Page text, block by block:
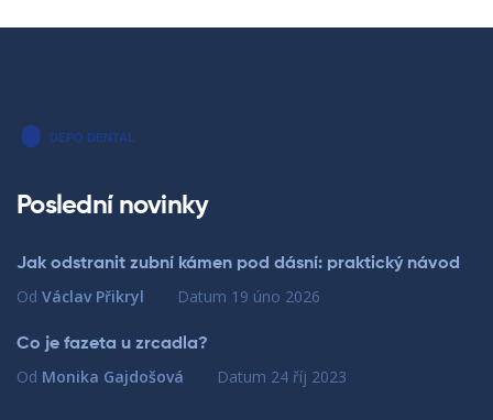
Poslední novinky
Jak odstranit zubní kámen pod dásní: praktický návod
Od Václav Přikryl Datum 19 úno 2026
Co je fazeta u zrcadla?
Od Monika Gajdošová Datum 24 říj 2023